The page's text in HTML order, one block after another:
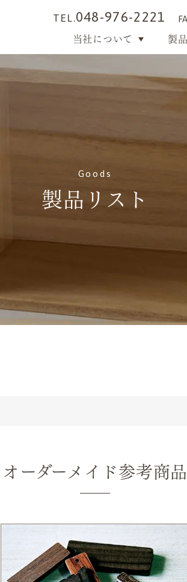
TEL.048-976-2221
当社について 製
Goods
製品リスト
オーダーメイド参考商品